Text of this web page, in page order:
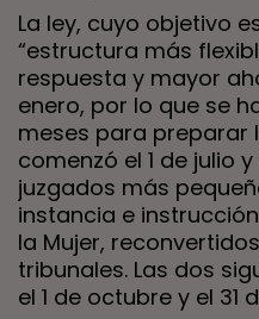
La ley, cuyo objetivo
“estructura más
respuesta y mayor
enero, por lo que se
meses para preparar
comenzó el 1 de julio
juzgados más
instancia e
la Mujer,
tribunales. Las dos
el 1 de octubre y el 31